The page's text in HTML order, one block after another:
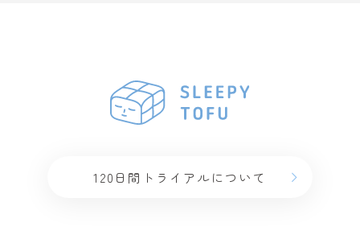
120日間トライアルについて